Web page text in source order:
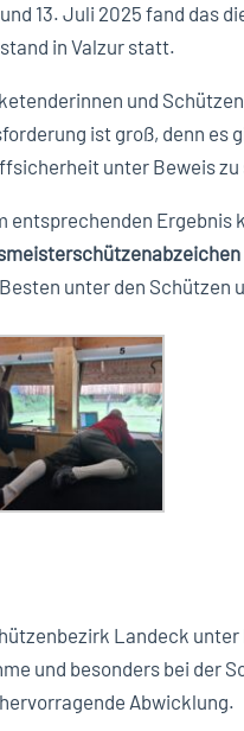
und 13. Juli 2025 fand das
in Valzur statt.
und
ist groß, denn es
unter Beweis
entsprechenden Ergebnis
unter den Schützen
Landeck
und besonders bei der
Abwicklung.